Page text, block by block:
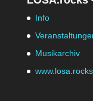
Info
Musikarchiv
www.losa.rocks